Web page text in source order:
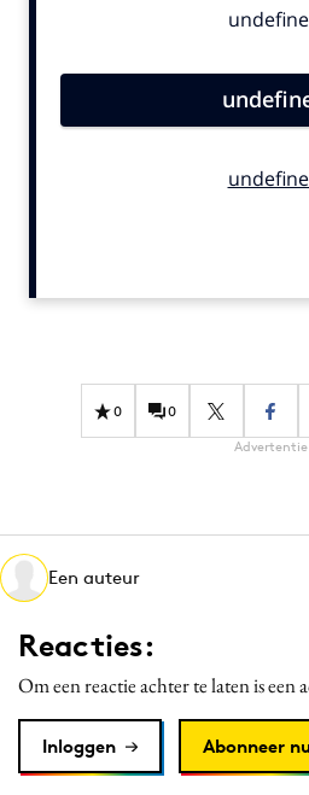
Contentmarketing
Effectiviteit
Gedragsverandering
Martech
Media
Merkstrategie
PR
Programmatic
Reputatie & crisis
0 0
Advertentie
Een auteur
Reacties:
Om een reactie achter te laten is een
Inloggen Abonneer nu